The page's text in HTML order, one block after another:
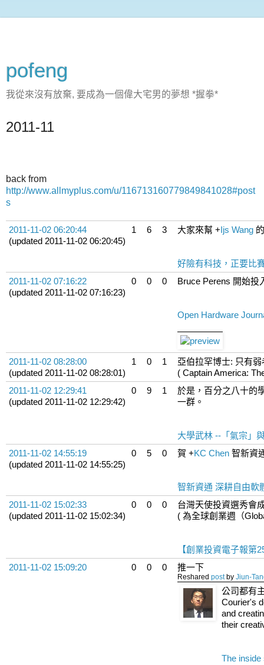
pofeng
我從來沒有放棄, 要成為一個偉大宅男的夢想 *握拳*
2011-11
back from
http://www.allmyplus.com/u/116713160779849841028#post
s
2011-11-02 06:20:44
(updated 2011-11-02 06:20:45)
1 6 3 大家來幫 +Ijs Wang
好險有科技，正要比
2011-11-02 07:16:22
(updated 2011-11-02 07:16:23)
0 0 0 Bruce Perens 開始投
Open Hardware
2011-11-02 08:28:00
(updated 2011-11-02 08:28:01)
1 0 1
亞伯拉罕博士: 只有
( Captain America:
2011-11-02 12:29:41
(updated 2011-11-02 12:29:42)
0 9 1
於是，百分之八十的
一群。
大學武林 --「氣宗」
2011-11-02 14:55:19
(updated 2011-11-02 14:55:25)
0 5 0 賀 +KC Chen 智新資
智新資通 深耕自由軟
2011-11-02 15:02:33
(updated 2011-11-02 15:02:34)
0 0 0
台灣天使投資選秀會
( 為全球創業週（
【創業投資電子報第
2011-11-02 15:09:20
0 0 0 推一下
Reshared postby Jiun-
公司都有
Courier's
and
their
The inside